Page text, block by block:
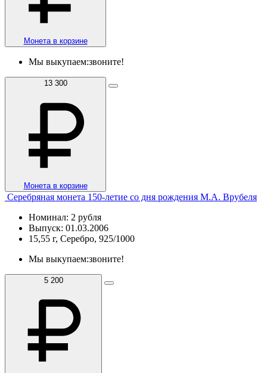
Монета в корзине
Мы выкупаем:звоните!
13 300
Монета в корзине
Серебряная монета 150-летие со дня рождения М.А. Врубеля
Номинал: 2 рубля
Выпуск: 01.03.2006
15,55 г, Серебро, 925/1000
Мы выкупаем:звоните!
5 200